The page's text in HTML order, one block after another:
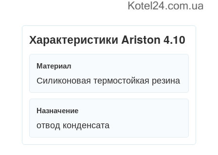
Характеристики Ariston 4.10
Материал
Силиконовая термостойкая резина
Назначение
отвод конденсата